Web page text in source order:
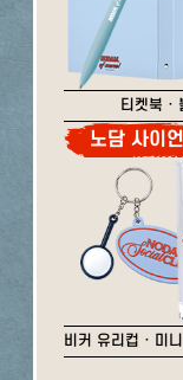
티켓북 ·
노담 사이
비커 유리컵 · 미